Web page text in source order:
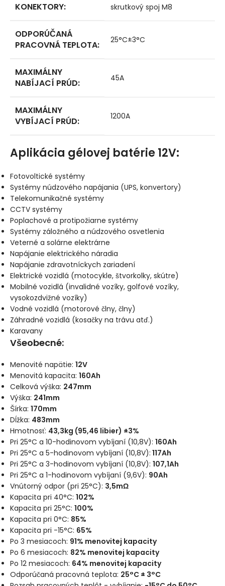
KONEKTORY: skrutkový spoj M8
ODPORÚČANÁ
PRACOVNÁ TEPLOTA: 25°C±3°C
MAXIMÁLNY
NABÍJACÍ PRÚD: 45A
MAXIMÁLNY
VYBÍJACÍ PRÚD: 1200A
Aplikácia gélovej batérie 12V:
Fotovoltické systémy
Systémy núdzového napájania (UPS, konvertory)
Telekomunikačné systémy
CCTV systémy
Poplachové a protipožiarne systémy
Systémy záložného a núdzového osvetlenia
Veterné a solárne elektrárne
Napájanie elektrického náradia
Napájanie zdravotníckych zariadení
Elektrické vozidlá (motocykle, štvorkolky, skútre)
Mobilné vozidlá (invalidné vozíky, golfové vozíky,
vysokozdvižné vozíky)
Vodné vozidlá (motorové člny, člny)
Záhradné vozidlá (kosačky na trávu atď.)
Karavany
Všeobecné:
Menovité napätie: 12V
Menovitá kapacita: 160Ah
Celková výška: 247mm
Výška: 241mm
Šírka: 170mm
Dĺžka: 483mm
Hmotnosť: 43,3kg (95,46 libier) ±3%
Pri 25°C a 10-hodinovom vybíjaní (10,8V): 160Ah
Pri 25°C a 5-hodinovom vybíjaní (10,8V): 117Ah
Pri 25°C a 3-hodinovom vybíjaní (10,8V): 107,1Ah
Pri 25°C a 1-hodinovom vybíjaní (9,6V): 90Ah
Vnútorný odpor (pri 25°C): 3,5mΩ
Kapacita pri 40°C: 102%
Kapacita pri 25°C: 100%
Kapacita pri 0°C: 85%
Kapacita pri -15°C: 65%
Po 3 mesiacoch: 91% menovitej kapacity
Po 6 mesiacoch: 82% menovitej kapacity
Po 12 mesiacoch: 64% menovitej kapacity
Odporúčaná pracovná teplota: 25°C ± 3°C